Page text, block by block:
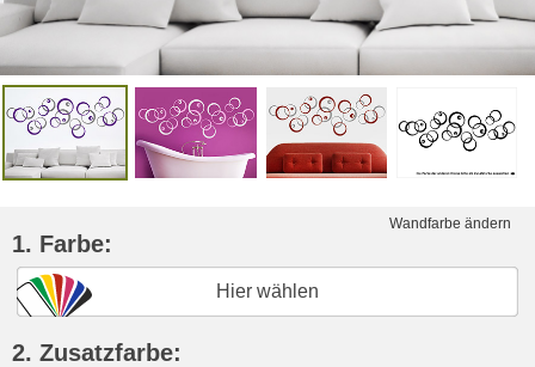
Wandfarbe ändern
1. Farbe:
Hier wählen
2. Zusatzfarbe: